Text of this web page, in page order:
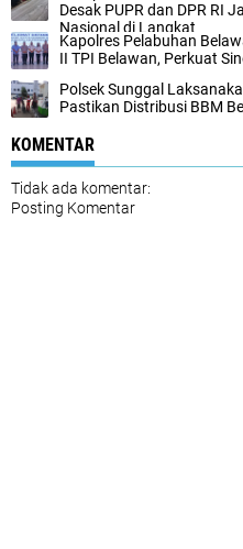
Desak PUPR dan DPR RI
Nasional di Langkat‎
Kapolres Pelabuhan
II TPI Belawan, Perkuat
Polsek Sunggal
Pastikan Distribusi BBM
KOMENTAR
Tidak ada komentar:
Posting Komentar